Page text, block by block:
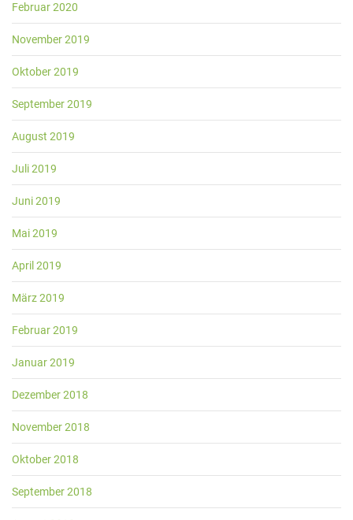
Februar 2020
November 2019
Oktober 2019
September 2019
August 2019
Juli 2019
Juni 2019
Mai 2019
April 2019
März 2019
Februar 2019
Januar 2019
Dezember 2018
November 2018
Oktober 2018
September 2018